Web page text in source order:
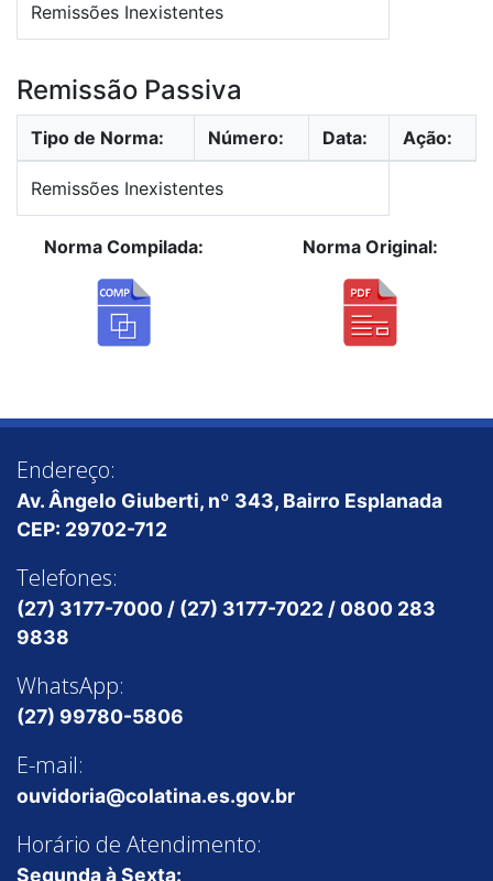
Remissões Inexistentes
Remissão Passiva
Tipo de Norma: Número: Data: Ação:
Remissões Inexistentes
Norma Compilada: Norma Original:
Endereço:
Av. Ângelo Giuberti, nº 343, Bairro Esplanada
CEP: 29702-712
Telefones:
(27) 3177-7000 / (27) 3177-7022 / 0800 283
9838
WhatsApp:
(27) 99780-5806
E-mail:
ouvidoria@colatina.es.gov.br
Horário de Atendimento:
Segunda à Sexta: